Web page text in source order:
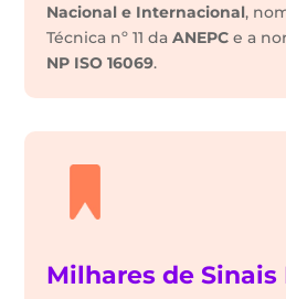
Nacional e Internacional,
Técnica nº 11 daANEPC e a
NP ISO 16069.
Milhares de